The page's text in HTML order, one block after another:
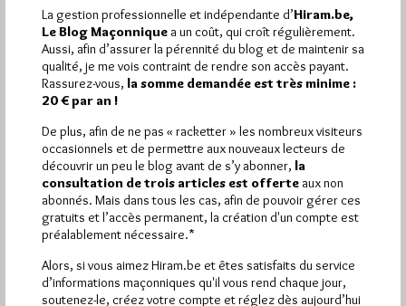
Abonnement aux Newsletters - RSS
La gestion professionnelle et indépendante d’Hiram.be,
Le Blog Maçonnique a un coût, qui croît régulièrement.
Aussi, afin d’assurer la pérennité du blog et de maintenir sa
qualité, je me vois contraint de rendre son accès payant.
Rassurez-vous, la somme demandée est très minime :
20 € par an !
De plus, afin de ne pas « racketter » les nombreux visiteurs
occasionnels et de permettre aux nouveaux lecteurs de
découvrir un peu le blog avant de s’y abonner, la
consultation de trois articles est offerte aux non
abonnés. Mais dans tous les cas, afin de pouvoir gérer ces
gratuits et l’accès permanent, la création d'un compte est
préalablement nécessaire.*
Alors, si vous aimez Hiram.be et êtes satisfaits du service
d’informations maçonniques qu'il vous rend chaque jour,
soutenez-le, créez votre compte et réglez dès aujourd’hui